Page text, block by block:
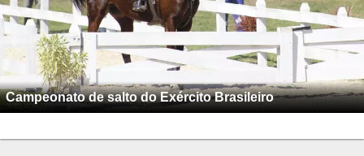
Campeonato de salto do Exército Brasileiro